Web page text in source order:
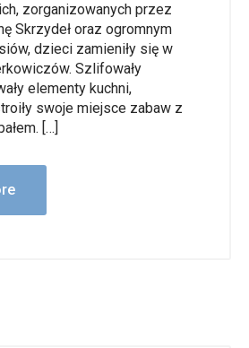
zorganizowanych przez
Skrzydeł oraz ogromnym
dzieci zamieniły się w
Szlifowały
elementy kuchni,
swoje miejsce zabaw z
[…]